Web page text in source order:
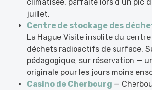
climatisée, parfaite lors d’un pic
juillet.
Centre de stockage des
La Hague Visite insolite du
déchets radioactifs de surface.
pédagogique, sur réservation —
originale pour les jours moins
Casino de Cherbourg —